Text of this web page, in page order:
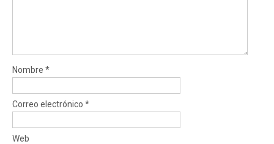
Nombre *
Correo electrónico *
Web